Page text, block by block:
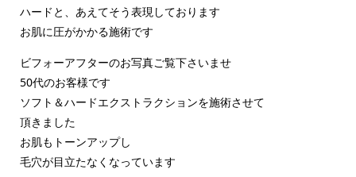
ハードと、あえてそう表現しております
お肌に圧がかかる施術です
ビフォーアフターのお写真ご覧下さいませ
50代のお客様です
ソフト＆ハードエクストラクションを施術させて
頂きました
お肌もトーンアップし
毛穴が目立たなくなっています